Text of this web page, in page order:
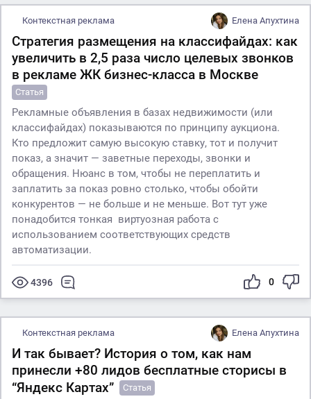
Контекстная реклама Елена Апухтина
Стратегия размещения на классифайдах: как
увеличить в 2,5 раза число целевых звонков
в рекламе ЖК бизнес-класса в Москве
Статья
Рекламные объявления в базах недвижимости (или
классифайдах) показываются по принципу аукциона.
Кто предложит самую высокую ставку, тот и получит
показ, а значит — заветные переходы, звонки и
обращения. Нюанс в том, чтобы не переплатить и
заплатить за показ ровно столько, чтобы обойти
конкурентов — не больше и не меньше. Вот тут уже
понадобится тонкая виртуозная работа с
использованием соответствующих средств
автоматизации.
4396 0
Контекстная реклама Елена Апухтина
И так бывает? История о том, как нам
принесли +80 лидов бесплатные сторисы в
“Яндекс Картах”
Статья